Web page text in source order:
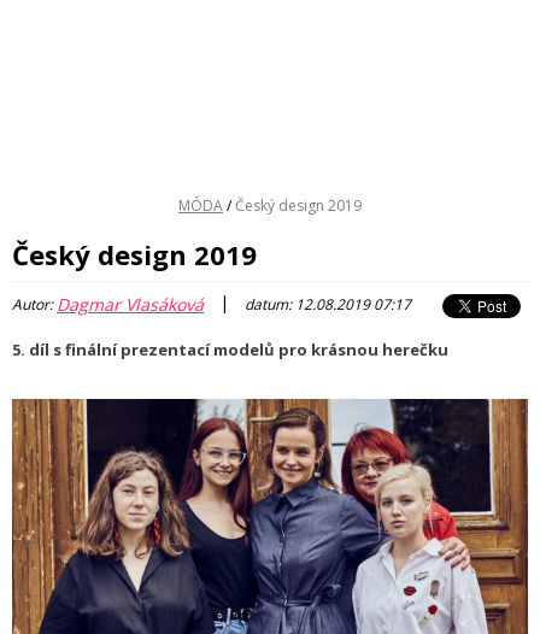
MÓDA/Český design 2019
Český design 2019
Autor:Dagmar Vlasáková | datum: 12.08.2019 07:17
5. díl s finální prezentací modelů pro krásnou herečku